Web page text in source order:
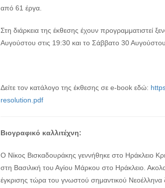
από 61 έργα.
Στη διάρκεια της έκθεσης έχουν προγραμματιστεί
Αυγούστου στις 19:30 και το Σάββατο 30 Αυγούστου
Δείτε τον κατάλογο της έκθεσης σε e-book εδώ:
resolution.pdf
Βιογραφικό καλλιτέχνη:
Ο Νίκος Βισκαδουράκης γεννήθηκε στο Ηράκλειο
στη Βασιλική του Αγίου Μάρκου στο Ηράκλειο.
έγκρισης τώρα του γνωστού σημαντικού